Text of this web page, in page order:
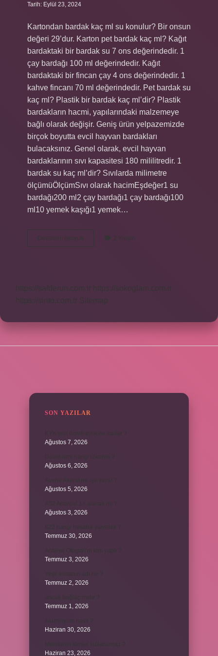
Tarih: Eylül 23, 2024
Kartondan bardak kaç ml su konulur? Bir onsun
değeri 29’dur. Karton pet bardak kaç ml? Kağıt
bardaktaki bir bardak su 7 ons değerindedir. 1
çay bardağı 100 ml değerindedir. Kağıt
bardaktaki bir fincan çay 4 ons değerindedir. 1
kahve fincanı 70 ml değerindedir. Pet bardak su
kaç ml? Plastik bir bardak kaç ml’dir? Plastik
bardakların hacmi, yapılarındaki malzemeye
bağlı olarak değişir. Geniş ürün yelpazemizde
birçok boyutta evcil hayvan bardakları
bulacaksınız. Genel olarak, evcil hayvan
bardaklarının sıvı kapasitesi 180 mililitredir. 1
bardak su kaç ml’dir? Sıvılarda milimetre
ölçümüÖlçümSıvı olarak hacimEşdeğer1 su
bardağı200 ml2 çay bardağı1 çay bardağı100
ml10 yemek kaşığı1 yemek…
Devamını okuyun
Kartondan
Bardak
2 Yorum
https://safderun.com.tr
https://sokoglam.com.tr
https://sinto.com.tr Sitemap
SON YAZILAR
Ağustos 7, 2026
Ağustos 6, 2026
Ağustos 5, 2026
Ağustos 3, 2026
Temmuz 30, 2026
Temmuz 3, 2026
Temmuz 2, 2026
Temmuz 1, 2026
Haziran 30, 2026
Haziran 23, 2026